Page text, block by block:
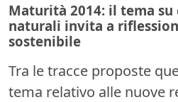
Maturità 2014: il tema su
naturali invita a
sostenibile
Tra le tracce proposte
tema relativo alle nuove